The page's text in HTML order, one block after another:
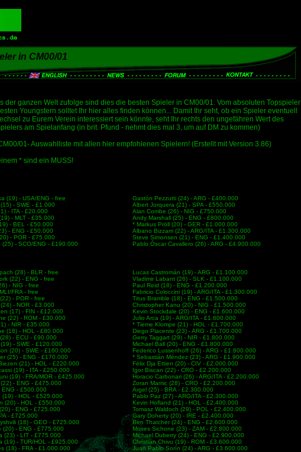
in CM00/01
der ganzen Welt zufolge sind dies die besten Spieler in CM00/01. Vom absoluten Topspieler
Youngstern solltet Ihr hier alles finden können... Damit Ihr seht, ob ein Spieler eventuell
zu Eurem Verein interessiert sein könnte, seht Ihr rechts den ungefähren Wert des
am Spielanfang (in brit. Pfund - nehmt dies mal 3, um auf DM zu kommen)
01- Auswahlliste mit allen hier empfohlenen Spielern! (Erstellt mit Version 3.86)
* sind ein MUSS!
(19) - USA/ENG - free
- SWE - £1.000
- ITA - £20.000
- MLT - £35.000
- BEL - £50.000
- ENG - £50.000
- POR - £75.000
(25) - SCO/ENG - £190.000
Gastón Pezzutti (24) - ARG - £400.000
Albert Jorquera (21) - SPA - £550.000
Alan Combe (26) - NIG - £750.000
Andy Marshall (25) - ENG - £800.000
* Markus Pröll (20) - GER - £1.000.000
Albano Bizzarri (22) - ARG/ITA - £1.300.000
Steve Simonsen (21) - ENG - £1.400.000
Pablo Óscar Cavallero (26) - ARG - £4.900.000
(28) - BLR - free
(22) - ENG - free
- NIG - free
FRA - free
- POR - free
- NOR - £3.000
(17) - FIN - £12.000
(22) - ROM - £30.000
- NIR - £35.000
(18) - HOL - £80.000
- ECU - £90.000
- SWE - £120.000
(20) - SWE - £160.000
(25) - ENG - £170.000
(21) - HOL - £220.000
(19) - ITA - £250.000
(19) - FRA/MOR - £425.000
- ENG - £475.000
ENG - £500.000
(19) - HOL - £525.000
(20) - HOL - £550.000
- ENG - £725.000
- £725.000
(18) - GEO - £725.000
(20) - ENG - £775.000
(23) - LIT - £775.000
(19) - TUR/HOL - £925.000
(18) - FRA - £1.000.000
Lucas Castromán (19) - ARG - £1.100.000
Vladimir Labant (26) - SLK - £1.100.000
Paul Reid (18) - ENG - £1.200.000
Fabricio Coloccini (19) - ARG/ITA - £1.300.000
Titus Bramble (18) - ENG - £1.500.000
Christopher Kanu (20) - NIG - £1.500.000
Kevin Stockdale (20) - ENG - £1.600.000
Julio Arca (19) - ARG/ITA - £1.600.000
* Tieme Klompe (21) - HOL - £1.700.000
Diego Placente (23) - ARG - £1.700.000
Gerry Taggart (29) - NIR - £1.800.000
Michael Ball (20) - ENG - £1.800.000
Federico Lussenhoff (26) - ARG - £1.800.000
* Sebastián Méndez (23) - ARG - £1.900.000
Félix Dja Ettien (20) - CIV - £2.000.000
Igor Biscan (22) - CRO - £2.200.000
Horacio Carbonari (26) - ARG/ITA - £2.200.000
Zoran Mamic (28) - CRO - £2.200.000
Argel (25) - BRA - £2.300.000
Pablo Paz (27) - ARG/ITA - £2.300.000
Kevin Hofland (21) - HOL - £2.400.000
Tomasz Waldoch (29) - POL - £2.400.000
Gary Doherty (20) - IRE - £2.400.000
Ben Thatcher (24) - ENG - £2.600.000
Moses Sichone (23) - ZAM - £2.800.000
Michael Duberry (24) - ENG - £2.900.000
Christian Chivu (19) - ROM - £3.600.000
Juan Pablo Sorín (24) - ARG - £3.600.000